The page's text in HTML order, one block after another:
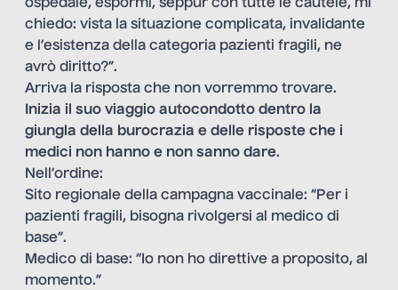
ospedale, espormi, seppur con tutte le cautele, mi
chiedo: vista la situazione complicata, invalidante
e l’esistenza della categoria pazienti fragili, ne
avrò diritto?”.
Arriva la risposta che non vorremmo trovare.
Inizia il suo viaggio autocondotto dentro la
giungla della burocrazia e delle risposte che i
medici non hanno e non sanno dare.
Nell’ordine:
Sito regionale della campagna vaccinale: “Per i
pazienti fragili, bisogna rivolgersi al medico di
base”.
Medico di base: “Io non ho direttive a proposito, al
momento.”